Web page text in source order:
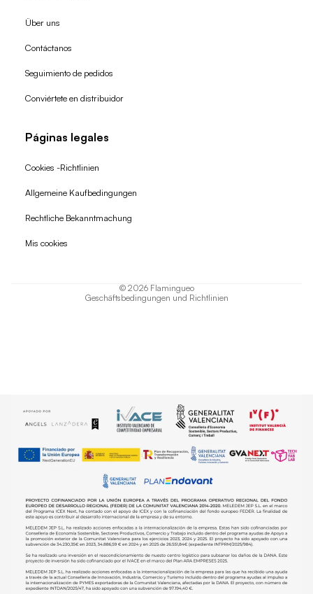
Über uns
Contáctanos
Seguimiento de pedidos
Conviértete en distribuidor
Páginas legales
Cookies -Richtlinien
Allgemeine Kaufbedingungen
Rechtliche Bekanntmachung
Mis cookies
© 2026 Flamingueo
Geschäftsbedingungen und Richtlinien
Widerrufsrecht